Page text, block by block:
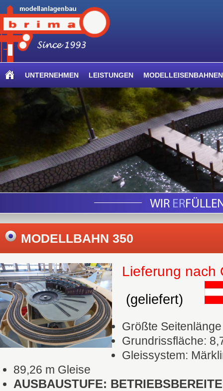
UNTERNEHMEN LEISTUNGEN MODELLEISENBAHNEN
MODELLBAHN 350
Lieferung nach
(geliefert)
Größte
Grundrissfläche:
Gleissystem:
89,26 m Gleise
AUSBAUSTUFE: